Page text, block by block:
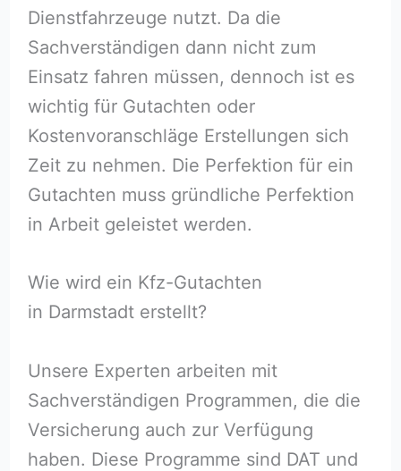
Dienstfahrzeuge nutzt. Da die
Sachverständigen dann nicht zum
Einsatz fahren müssen, dennoch ist es
wichtig für Gutachten oder
Kostenvoranschläge Erstellungen sich
Zeit zu nehmen. Die Perfektion für ein
Gutachten muss gründliche Perfektion
in Arbeit geleistet werden.
Wie wird ein Kfz-Gutachten
in Darmstadt erstellt?
Unsere Experten arbeiten mit
Sachverständigen Programmen, die die
Versicherung auch zur Verfügung
haben. Diese Programme sind DAT und